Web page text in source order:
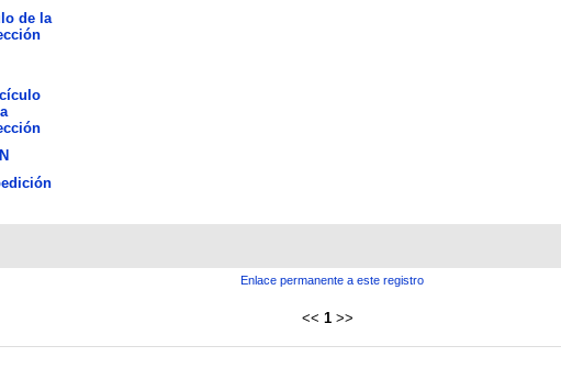
de la
Enlace permanente a este registro
<< 1 >>